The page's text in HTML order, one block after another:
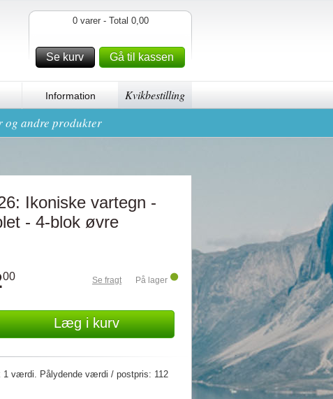
0 varer - Total 0,00
Se kurv Gå til kassen
Information Kvikbestilling
og andre produkter
Ikoniske vartegn -
- 4-blok øvre
00 Se fragt På lager
Læg i kurv
1 værdi. Pålydende værdi / postpris: 112